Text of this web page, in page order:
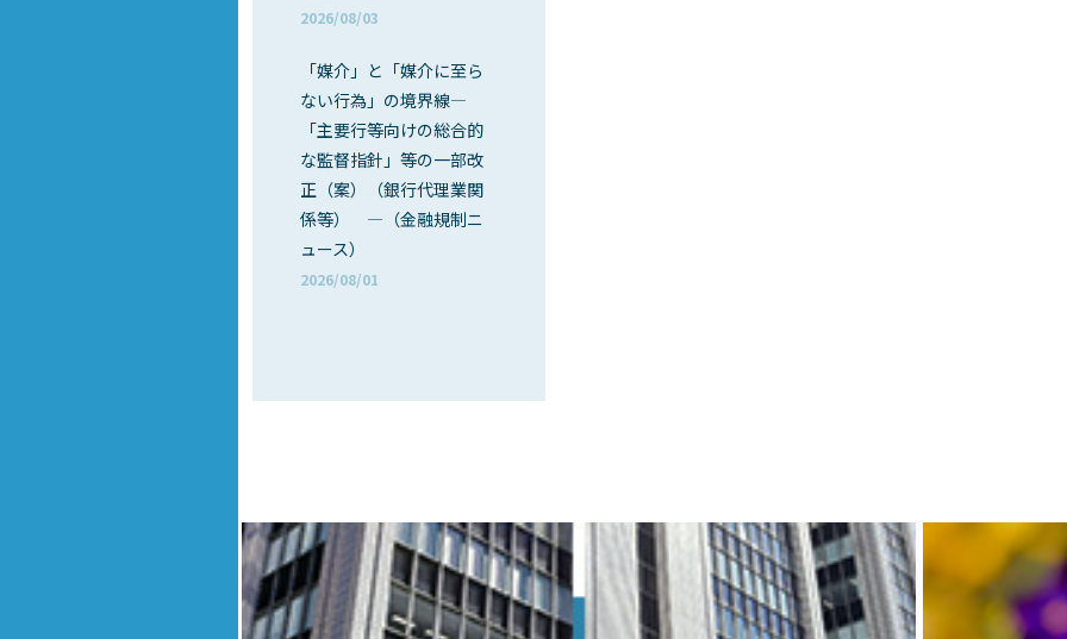
2026/08/03
「媒介」と「媒介に至ら
ない行為」の境界線―
「主要行等向けの総合的
な監督指針」等の一部改
正（案）（銀行代理業関
係等） ―（金融規制ニ
ュース）
2026/08/01